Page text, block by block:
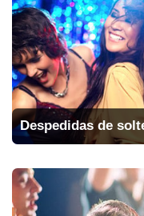
Despedidas de